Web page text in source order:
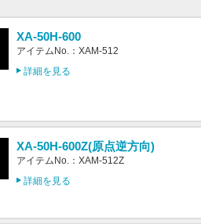
XA-50H-600
アイテムNo.：XAM-512
詳細を見る
XA-50H-600Z(原点逆方向)
アイテムNo.：XAM-512Z
詳細を見る